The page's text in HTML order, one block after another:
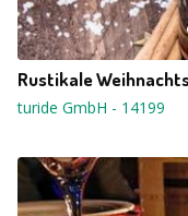
Rustikale
turide GmbH - 14199